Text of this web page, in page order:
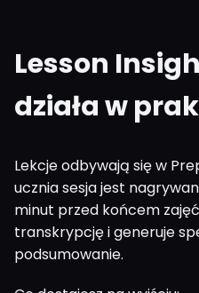
Lesson
działa w
Lekcje odbywają się w
ucznia sesja jest
minut przed końcem zajęć
transkrypcję i generuje
podsumowanie.